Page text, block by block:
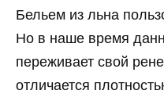
Бельем из льна
Но в наше время
переживает свой
отличается